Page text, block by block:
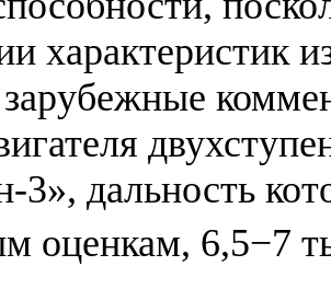
характеристик
3», дальность
оценкам, 6,5−7